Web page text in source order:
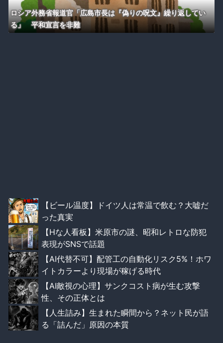
ロシア外務省報道官「広島市長は『偽りの呪文』繰り返してい
る」 平和宣言を非難
【ビール温度】ドイツ人は常温で飲む？大嘘だ
った真実
【Hな人看板】米原市の謎、昭和レトロな防犯
表現がSNSで話題
【AI代替不可】配管工の自動化リスク5%！ホワ
イトカラーより現場が稼げる時代
【AI敵視の心理】サンクコスト病が生む攻撃
性、その正体とは
【人生詰み】生まれた瞬間から？ネット民が語
る「詰んだ」原因の本質